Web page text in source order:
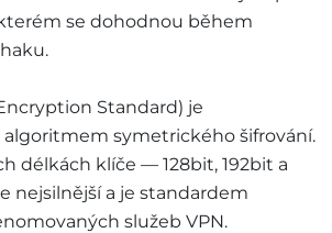
se dohodnou během
Standard) je
algoritmem symetrického šifrování.
délkách klíče — 128bit, 192bit a
nejsilnější a je standardem
služeb VPN.